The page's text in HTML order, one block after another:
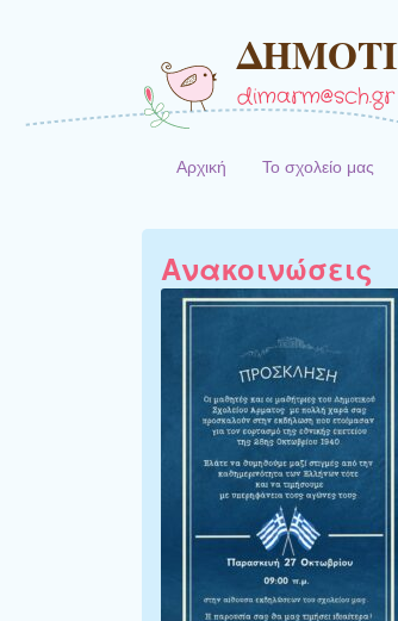
Αρχική Το σχολείο μας
Ανακοινώσεις